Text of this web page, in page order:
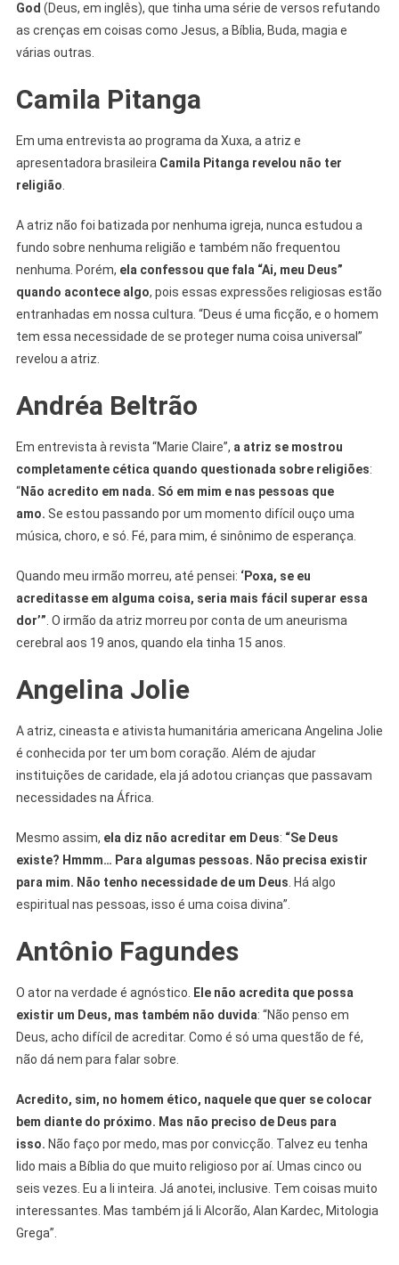
God (Deus, em inglês), que tinha uma série de versos refutando
as crenças em coisas como Jesus, a Bíblia, Buda, magia e
várias outras.
Camila Pitanga
Em uma entrevista ao programa da Xuxa, a atriz e
apresentadora brasileira Camila Pitanga revelou não ter
religião.
A atriz não foi batizada por nenhuma igreja, nunca estudou a
fundo sobre nenhuma religião e também não frequentou
nenhuma. Porém, ela confessou que fala “Ai, meu Deus”
quando acontece algo, pois essas expressões religiosas estão
entranhadas em nossa cultura. “Deus é uma ficção, e o homem
tem essa necessidade de se proteger numa coisa universal”
revelou a atriz.
Andréa Beltrão
Em entrevista à revista “Marie Claire”, a atriz se mostrou
completamente cética quando questionada sobre religiões:
“Não acredito em nada. Só em mim e nas pessoas que
amo. Se estou passando por um momento difícil ouço uma
música, choro, e só. Fé, para mim, é sinônimo de esperança.
Quando meu irmão morreu, até pensei: ‘Poxa, se eu
acreditasse em alguma coisa, seria mais fácil superar essa
dor’”. O irmão da atriz morreu por conta de um aneurisma
cerebral aos 19 anos, quando ela tinha 15 anos.
Angelina Jolie
A atriz, cineasta e ativista humanitária americana Angelina Jolie
é conhecida por ter um bom coração. Além de ajudar
instituições de caridade, ela já adotou crianças que passavam
necessidades na África.
Mesmo assim, ela diz não acreditar em Deus: “Se Deus
existe? Hmmm… Para algumas pessoas. Não precisa existir
para mim. Não tenho necessidade de um Deus. Há algo
espiritual nas pessoas, isso é uma coisa divina”.
Antônio Fagundes
O ator na verdade é agnóstico. Ele não acredita que possa
existir um Deus, mas também não duvida: “Não penso em
Deus, acho difícil de acreditar. Como é só uma questão de fé,
não dá nem para falar sobre.
Acredito, sim, no homem ético, naquele que quer se colocar
bem diante do próximo. Mas não preciso de Deus para
isso. Não faço por medo, mas por convicção. Talvez eu tenha
lido mais a Bíblia do que muito religioso por aí. Umas cinco ou
seis vezes. Eu a li inteira. Já anotei, inclusive. Tem coisas muito
interessantes. Mas também já li Alcorão, Alan Kardec, Mitologia
Grega”.